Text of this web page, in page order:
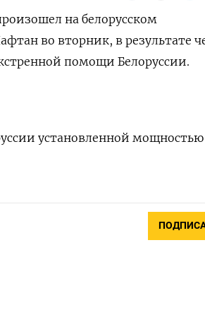
на белорусском
во вторник, в результате
помощи Белоруссии.
установленной мощностью